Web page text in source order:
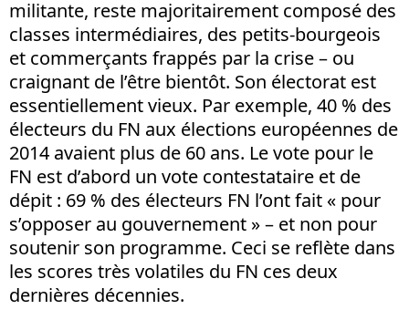
militante, reste majoritairement composé des
classes intermédiaires, des petits-bourgeois
et commerçants frappés par la crise – ou
craignant de l’être bientôt. Son électorat est
essentiellement vieux. Par exemple, 40 % des
électeurs du FN aux élections européennes de
2014 avaient plus de 60 ans. Le vote pour le
FN est d’abord un vote contestataire et de
dépit : 69 % des électeurs FN l’ont fait « pour
s’opposer au gouvernement » – et non pour
soutenir son programme. Ceci se reflète dans
les scores très volatiles du FN ces deux
dernières décennies.